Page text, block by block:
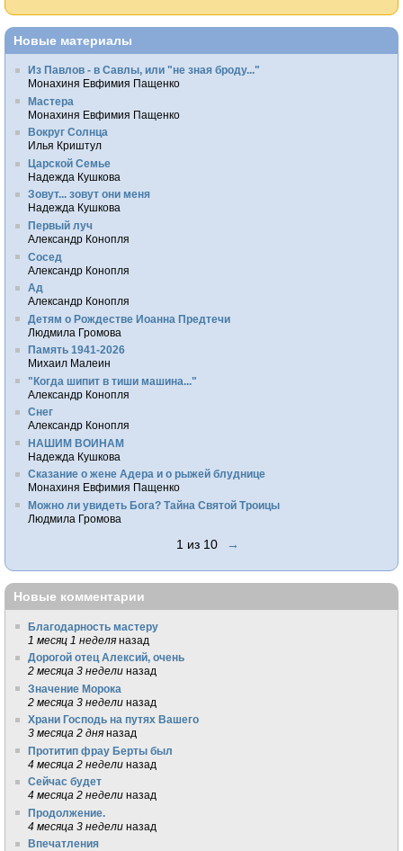
Новые материалы
Из Павлов - в Савлы, или "не зная броду..."
Монахиня Евфимия Пащенко
Мастера
Монахиня Евфимия Пащенко
Вокруг Солнца
Илья Криштул
Царской Семье
Надежда Кушкова
Зовут... зовут они меня
Надежда Кушкова
Первый луч
Александр Конопля
Сосед
Александр Конопля
Ад
Александр Конопля
Детям о Рождестве Иоанна Предтечи
Людмила Громова
Память 1941-2026
Михаил Малеин
"Когда шипит в тиши машина..."
Александр Конопля
Снег
Александр Конопля
НАШИМ ВОИНАМ
Надежда Кушкова
Сказание о жене Адера и о рыжей блуднице
Монахиня Евфимия Пащенко
Можно ли увидеть Бога? Тайна Святой Троицы
Людмила Громова
1 из 10 →
Новые комментарии
Благодарность мастеру
1 месяц 1 неделя назад
Дорогой отец Алексий, очень
2 месяца 3 недели назад
Значение Морока
2 месяца 3 недели назад
Храни Господь на путях Вашего
3 месяца 2 дня назад
Протитип фрау Берты был
4 месяца 2 недели назад
Сейчас будет
4 месяца 2 недели назад
Продолжение.
4 месяца 3 недели назад
Впечатления